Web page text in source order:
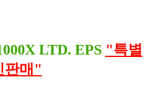
LTD. EPS "특별
판매"